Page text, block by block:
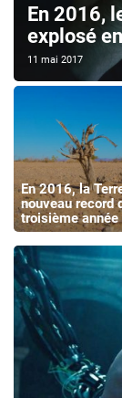
En 2016,
explosé
11 mai 2017
En 2016, la
nouveau record
troisième